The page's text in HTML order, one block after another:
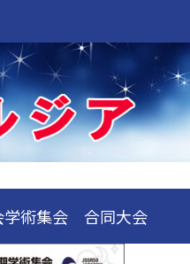
学術集会 合同大会